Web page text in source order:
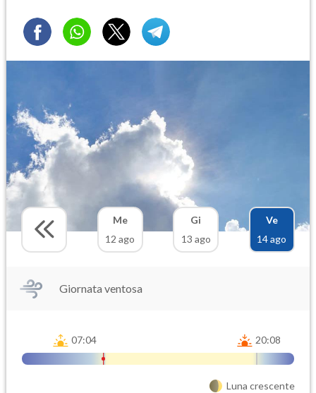
Me
12 ago
Gi
13 ago
Ve
14 ago
Giornata ventosa
07:04 20:08
Luna crescente